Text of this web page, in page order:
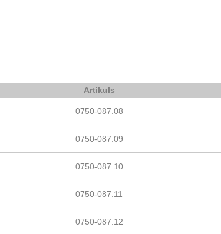
Artikuls
0750-087.08
0750-087.09
0750-087.10
0750-087.11
0750-087.12